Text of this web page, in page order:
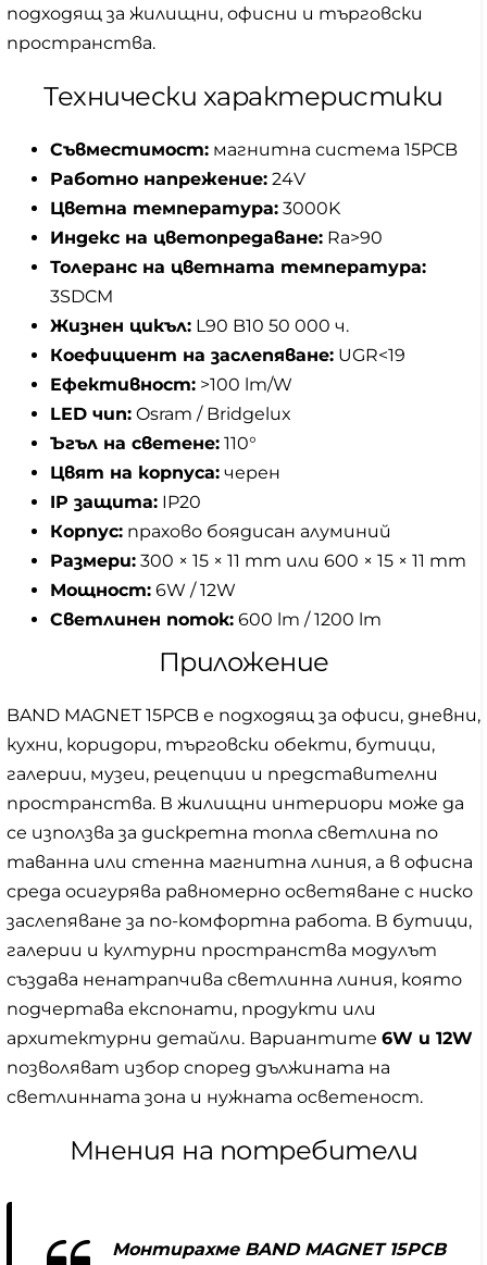
подходящ за жилищни, офисни и търговски
пространства.
Технически характеристики
Съвместимост: магнитна система 15PCB
Работно напрежение: 24V
Цветна температура: 3000K
Индекс на цветопредаване: Ra>90
Толеранс на цветната температура:
3SDCM
Жизнен цикъл: L90 B10 50 000 ч.
Коефициент на заслепяване: UGR<19
Ефективност: >100 lm/W
LED чип: Osram / Bridgelux
Ъгъл на светене: 110°
Цвят на корпуса: черен
IP защита: IP20
Корпус: прахово боядисан алуминий
Размери: 300 × 15 × 11 mm или 600 × 15 × 11 mm
Мощност: 6W / 12W
Светлинен поток: 600 lm / 1200 lm
Приложение
BAND MAGNET 15PCB е подходящ за офиси, дневни,
кухни, коридори, търговски обекти, бутици,
галерии, музеи, рецепции и представителни
пространства. В жилищни интериори може да
се използва за дискретна топла светлина по
таванна или стенна магнитна линия, а в офисна
среда осигурява равномерно осветяване с ниско
заслепяване за по-комфортна работа. В бутици,
галерии и културни пространства модулът
създава ненатрапчива светлинна линия, която
подчертава експонати, продукти или
архитектурни детайли. Вариантите 6W и 12W
позволяват избор според дължината на
светлинната зона и нужната осветеност.
Мнения на потребители
Монтирахме BAND MAGNET 15PCB